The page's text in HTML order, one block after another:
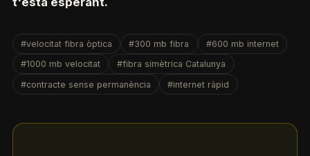
#velocitat fibra òptica #300 mb fibra
#600 mb internet
#1000 mb velocitat
#fibra simètrica Catalunya
#contracte sense permanència
#internet ràpid